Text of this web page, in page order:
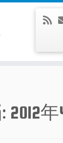
2012年